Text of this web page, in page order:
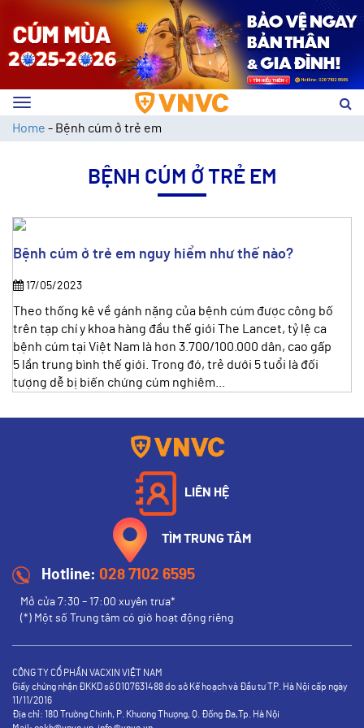
navigation
Home - Bệnh cúm ở trẻ em
BỆNH CÚM Ở TRẺ EM
Bệnh cúm ở trẻ em nguy hiểm như thế nào?
17/05/2023
Theo thống kê về gánh nặng của bệnh cúm được công bố
trên tạp chí y khoa hàng đầu thế giới The Lancet, tỷ lệ ca
bệnh cúm tại Việt Nam là hơn 3.700/100.000 dân, cao gấp
5 lần trung bình thế giới. Trong đó, trẻ dưới 5 tuổi là đối
tượng dễ bị biến chứng cúm nghiêm...
LIÊN HỆ
TÌM TRUNG TÂM
Hotline: 028 7102 6595
Mở cửa 7:30 – 17:00 xuyên trưa*
(*) Một số Trung tâm có giờ hoạt động riêng
CÔNG TY CỔ PHẦN VACXIN VIỆT NAM
Giấy chứng nhận ĐKKD số 0107631488 do sở Kế hoạch và Đầu tư TP. Hà Nội cấp ngày
11/11/2016
Địa chỉ: 180 Trường Chinh, P. Khương Thượng, Q. Đống Đa,Tp. Hà Nội